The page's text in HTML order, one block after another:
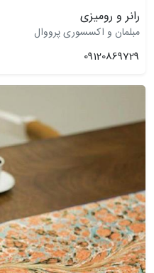
رانر و رومیزی
مبلمان و اکسسوری پرووال
09120869729